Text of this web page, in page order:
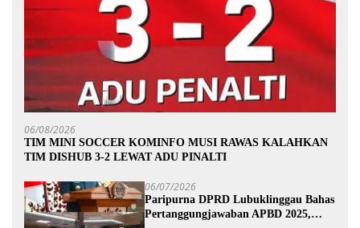
06/08/2026
TIM MINI SOCCER KOMINFO MUSI RAWAS KALAHKAN
TIM DISHUB 3-2 LEWAT ADU PINALTI
06/07/2026
Paripurna DPRD Lubuklinggau Bahas
Pertanggungjawaban APBD 2025,